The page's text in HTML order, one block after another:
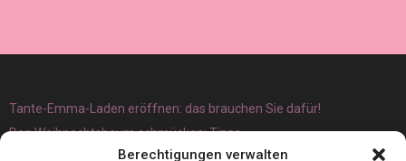
Berechtigungen verwalten
Tante-Emma-Laden eröffnen: das brauchen Sie dafür!
Den Weihnachtsbaum schmücken: Tipps